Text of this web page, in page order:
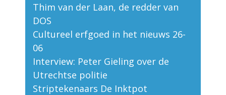
Thim van der Laan, de redder van
DOS
Cultureel erfgoed in het nieuws 26-
06
Interview: Peter Gieling over de
Utrechtse politie
Striptekenaars De Inktpot